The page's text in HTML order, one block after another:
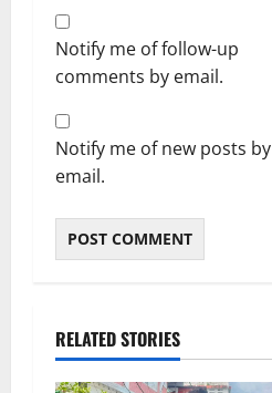
Notify me of follow-up
comments by email.
Notify me of new posts by
email.
RELATED STORIES